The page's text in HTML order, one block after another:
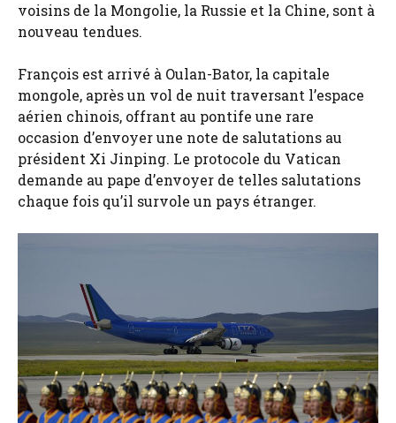
voisins de la Mongolie, la Russie et la Chine, sont à
nouveau tendues.
François est arrivé à Oulan-Bator, la capitale
mongole, après un vol de nuit traversant l’espace
aérien chinois, offrant au pontife une rare
occasion d’envoyer une note de salutations au
président Xi Jinping. Le protocole du Vatican
demande au pape d’envoyer de telles salutations
chaque fois qu’il survole un pays étranger.